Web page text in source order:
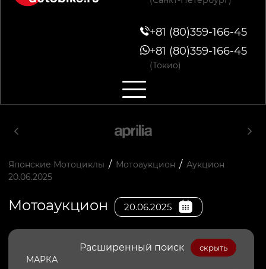
+81 (80)359-166-45
+81 (80)359-166-45
(Токио)
Японские Мотоциклы / Мотоаукцион / Аукцион
20.06.2025
Мотоаукцион 20.06.2025
Расширенный поиск скрыть
МАРКА